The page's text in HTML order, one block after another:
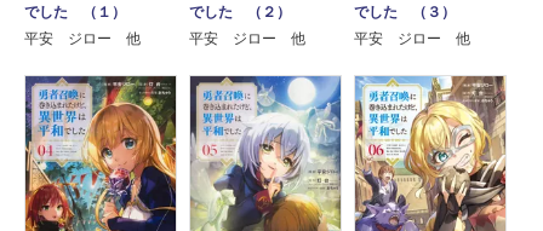
でした （１）
平安 ジロー 他
でした （２）
平安 ジロー 他
でした （３）
平安 ジロー 他